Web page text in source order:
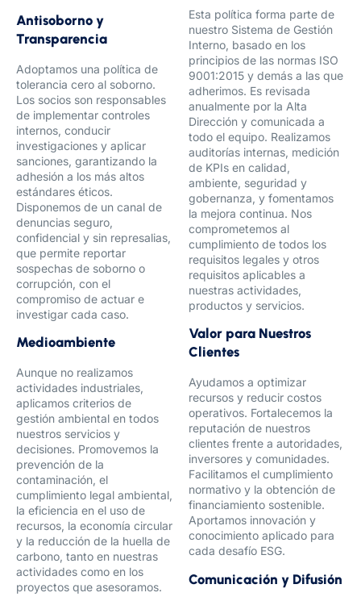
Antisoborno y
Transparencia
Adoptamos una política de
tolerancia cero al soborno.
Los socios son responsables
de implementar controles
internos, conducir
investigaciones y aplicar
sanciones, garantizando la
adhesión a los más altos
estándares éticos.
Disponemos de un canal de
denuncias seguro,
confidencial y sin represalias,
que permite reportar
sospechas de soborno o
corrupción, con el
compromiso de actuar e
investigar cada caso.
Medioambiente
Aunque no realizamos
actividades industriales,
aplicamos criterios de
gestión ambiental en todos
nuestros servicios y
decisiones. Promovemos la
prevención de la
contaminación, el
cumplimiento legal ambiental,
la eficiencia en el uso de
recursos, la economía circular
y la reducción de la huella de
carbono, tanto en nuestras
actividades como en los
proyectos que asesoramos.
Esta política forma parte de
nuestro Sistema de Gestión
Interno, basado en los
principios de las normas ISO
9001:2015 y demás a las que
adherimos. Es revisada
anualmente por la Alta
Dirección y comunicada a
todo el equipo. Realizamos
auditorías internas, medición
de KPIs en calidad,
ambiente, seguridad y
gobernanza, y fomentamos
la mejora continua. Nos
comprometemos al
cumplimiento de todos los
requisitos legales y otros
requisitos aplicables a
nuestras actividades,
productos y servicios.
Valor para Nuestros
Clientes
Ayudamos a optimizar
recursos y reducir costos
operativos. Fortalecemos la
reputación de nuestros
clientes frente a autoridades,
inversores y comunidades.
Facilitamos el cumplimiento
normativo y la obtención de
financiamiento sostenible.
Aportamos innovación y
conocimiento aplicado para
cada desafío ESG.
Comunicación y Difusión